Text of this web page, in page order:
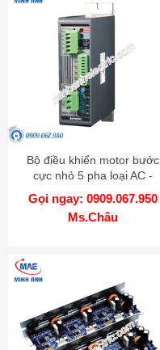
Bộ điều khiển motor bước
cực nhỏ 5 pha loại AC -
Model MD5-HF14
Gọi ngay: 0909.067.950
Ms.Châu